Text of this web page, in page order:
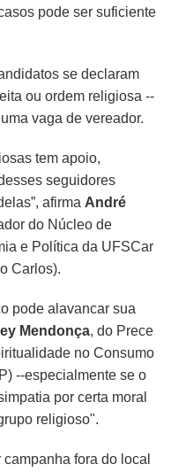
pode ser suficiente
se declaram
ou ordem religiosa --
vaga de vereador.
tem apoio,
seguidores
afirma André
do Núcleo de
e Política da UFSCar
Carlos).
pode alavancar sua
Mendonça, do Prece
no Consumo
--especialmente se o
por certa moral
religioso".
fora do local